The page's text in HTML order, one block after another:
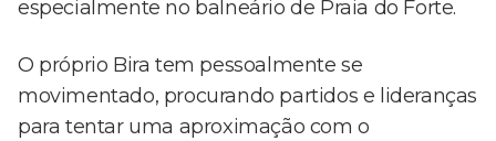
especialmente no balneário de Praia do Forte.
O próprio Bira tem pessoalmente se
movimentado, procurando partidos e lideranças
para tentar uma aproximação com o